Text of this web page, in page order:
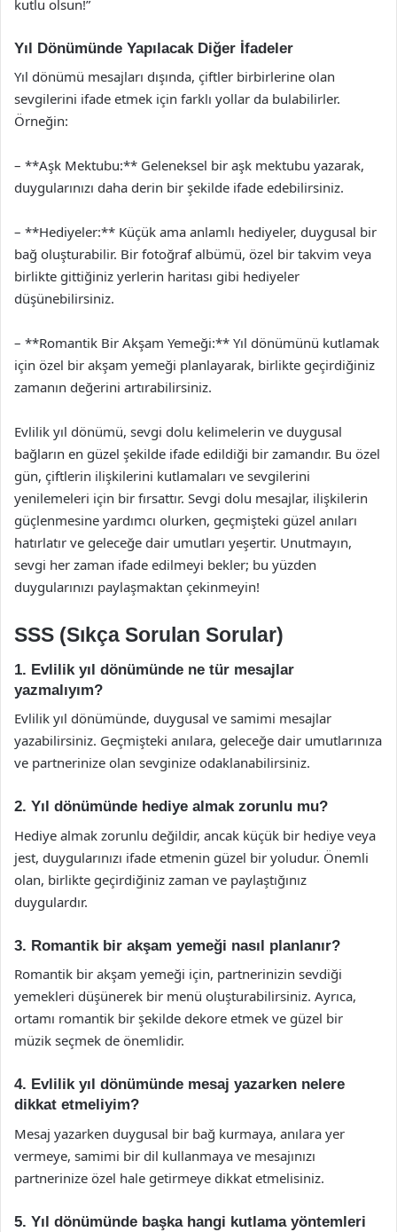
kutlu olsun!”
Yıl Dönümünde Yapılacak Diğer İfadeler
Yıl dönümü mesajları dışında, çiftler birbirlerine olan
sevgilerini ifade etmek için farklı yollar da bulabilirler.
Örneğin:
– **Aşk Mektubu:** Geleneksel bir aşk mektubu yazarak,
duygularınızı daha derin bir şekilde ifade edebilirsiniz.
– **Hediyeler:** Küçük ama anlamlı hediyeler, duygusal bir
bağ oluşturabilir. Bir fotoğraf albümü, özel bir takvim veya
birlikte gittiğiniz yerlerin haritası gibi hediyeler
düşünebilirsiniz.
– **Romantik Bir Akşam Yemeği:** Yıl dönümünü kutlamak
için özel bir akşam yemeği planlayarak, birlikte geçirdiğiniz
zamanın değerini artırabilirsiniz.
Evlilik yıl dönümü, sevgi dolu kelimelerin ve duygusal
bağların en güzel şekilde ifade edildiği bir zamandır. Bu özel
gün, çiftlerin ilişkilerini kutlamaları ve sevgilerini
yenilemeleri için bir fırsattır. Sevgi dolu mesajlar, ilişkilerin
güçlenmesine yardımcı olurken, geçmişteki güzel anıları
hatırlatır ve geleceğe dair umutları yeşertir. Unutmayın,
sevgi her zaman ifade edilmeyi bekler; bu yüzden
duygularınızı paylaşmaktan çekinmeyin!
SSS (Sıkça Sorulan Sorular)
1. Evlilik yıl dönümünde ne tür mesajlar
yazmalıyım?
Evlilik yıl dönümünde, duygusal ve samimi mesajlar
yazabilirsiniz. Geçmişteki anılara, geleceğe dair umutlarınıza
ve partnerinize olan sevginize odaklanabilirsiniz.
2. Yıl dönümünde hediye almak zorunlu mu?
Hediye almak zorunlu değildir, ancak küçük bir hediye veya
jest, duygularınızı ifade etmenin güzel bir yoludur. Önemli
olan, birlikte geçirdiğiniz zaman ve paylaştığınız
duygulardır.
3. Romantik bir akşam yemeği nasıl planlanır?
Romantik bir akşam yemeği için, partnerinizin sevdiği
yemekleri düşünerek bir menü oluşturabilirsiniz. Ayrıca,
ortamı romantik bir şekilde dekore etmek ve güzel bir
müzik seçmek de önemlidir.
4. Evlilik yıl dönümünde mesaj yazarken nelere
dikkat etmeliyim?
Mesaj yazarken duygusal bir bağ kurmaya, anılara yer
vermeye, samimi bir dil kullanmaya ve mesajınızı
partnerinize özel hale getirmeye dikkat etmelisiniz.
5. Yıl dönümünde başka hangi kutlama yöntemleri